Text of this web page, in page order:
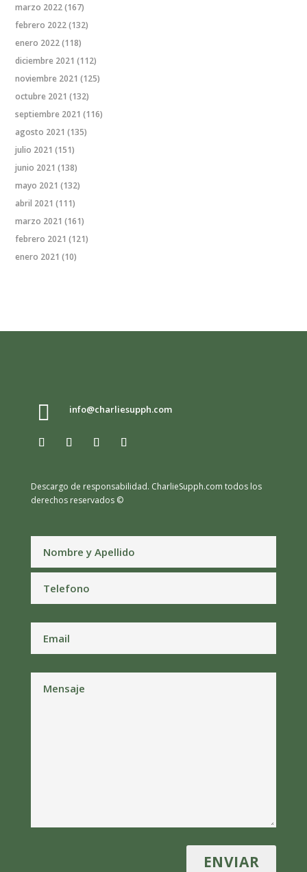
marzo 2022(167)
febrero 2022(132)
enero 2022(118)
diciembre 2021 (112)
noviembre 2021 (125)
octubre 2021 (132)
septiembre 2021 (116)
agosto 2021 (135)
julio 2021 (151)
junio 2021 (138)
mayo 2021 (132)
abril 2021 (111)
marzo 2021 (161)
febrero 2021 (121)
enero 2021 (10)
 info@charliesupph.com
Descargo de responsabilidad. CharlieSupph.com todos los
derechos reservados ©